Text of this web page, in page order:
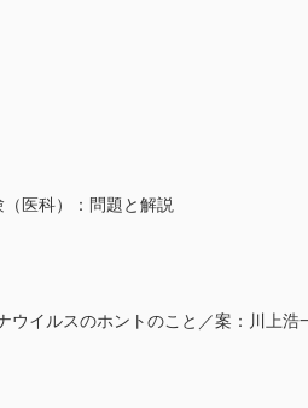
医科）：問題と解説
イルスのホントのこと／案：川上浩